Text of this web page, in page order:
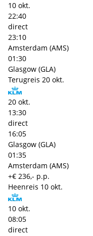
10 okt.
22:40
direct
23:10
Amsterdam (AMS)
01:30
Glasgow (GLA)
Terugreis 20 okt.
20 okt.
13:30
direct
16:05
Glasgow (GLA)
01:35
Amsterdam (AMS)
+€ 236,- p.p.
Heenreis 10 okt.
10 okt.
08:05
direct